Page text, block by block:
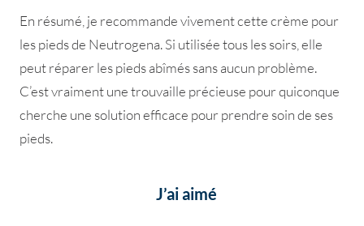
En résumé, je recommande vivement cette crème pour
les pieds de Neutrogena. Si utilisée tous les soirs, elle
peut réparer les pieds abîmés sans aucun problème.
C’est vraiment une trouvaille précieuse pour quiconque
cherche une solution efficace pour prendre soin de ses
pieds.
J’ai aimé